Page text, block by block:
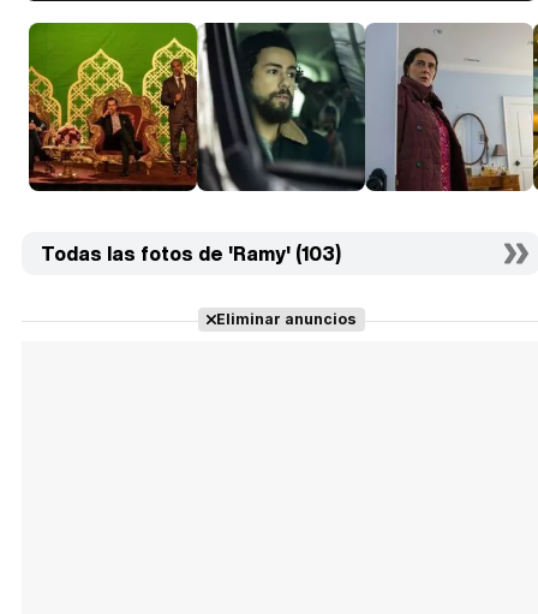
Todas las fotos de 'Ramy' (103)
Eliminar anuncios